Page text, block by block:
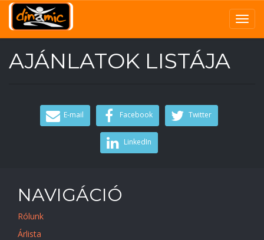
tartalomra
AJÁNLATOK LISTÁJA
E-mail Facebook Twitter
LinkedIn
NAVIGÁCIÓ
Rólunk
Árlista